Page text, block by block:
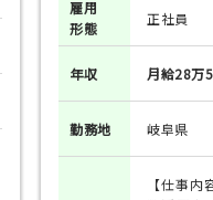
雇用
形態
正社員
年収 月給28万
勤務地 岐阜県
【仕事